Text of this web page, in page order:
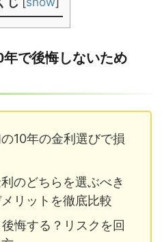
で後悔しないため
10年の金利選びで損
のどちらを選ぶべき
リットを徹底比較
悔する？リスクを回